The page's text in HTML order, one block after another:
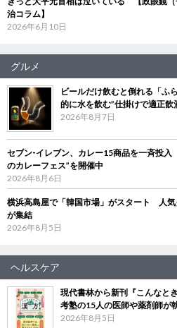
治コラム】
2026年6月10日
グルメ
ビールだけ飲むと倒れる「ふ
的に水を飲む”仕掛けで適正飲
2026年8月7日
セブン‐イレブン、カレー15商品を一斉投
のカレーフェス”を開催中
2026年8月6日
横浜高島屋で「韓国市場」がスタート 人
が集結
2026年8月5日
ヘルスケア
現代書林から新刊『こんな
考塾の15人の医師や薬剤師が
2026年8月5日